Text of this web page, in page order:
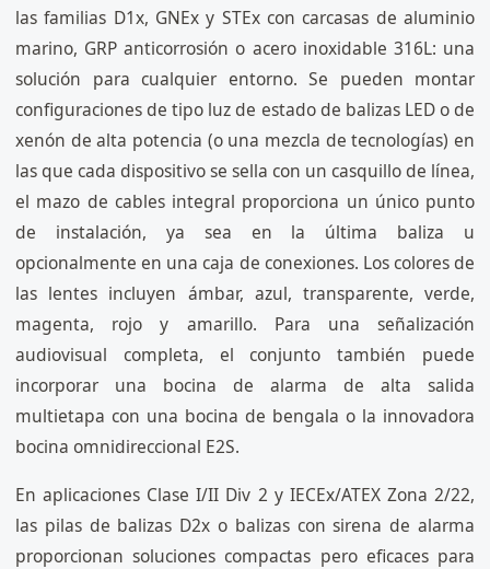
las familias D1x, GNEx y STEx con carcasas de aluminio
marino, GRP anticorrosión o acero inoxidable 316L: una
solución para cualquier entorno. Se pueden montar
configuraciones de tipo luz de estado de balizas LED o de
xenón de alta potencia (o una mezcla de tecnologías) en
las que cada dispositivo se sella con un casquillo de línea,
el mazo de cables integral proporciona un único punto
de instalación, ya sea en la última baliza u
opcionalmente en una caja de conexiones. Los colores de
las lentes incluyen ámbar, azul, transparente, verde,
magenta, rojo y amarillo. Para una señalización
audiovisual completa, el conjunto también puede
incorporar una bocina de alarma de alta salida
multietapa con una bocina de bengala o la innovadora
bocina omnidireccional E2S.
En aplicaciones Clase I/II Div 2 y IECEx/ATEX Zona 2/22,
las pilas de balizas D2x o balizas con sirena de alarma
proporcionan soluciones compactas pero eficaces para